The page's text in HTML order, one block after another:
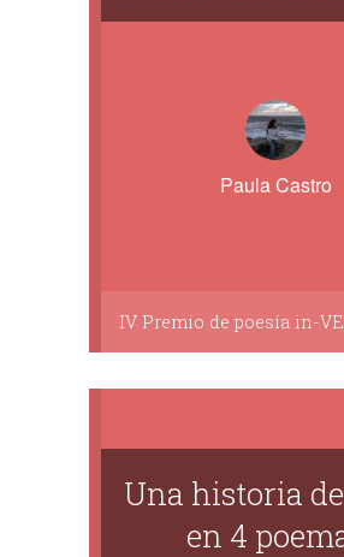
Paula Castro
IV Premio de poesía in-
Una historia
en 4